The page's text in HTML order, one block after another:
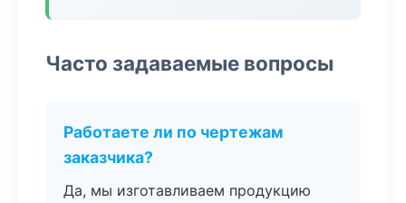
Часто задаваемые вопросы
Работаете ли по чертежам
заказчика?
Да, мы изготавливаем продукцию